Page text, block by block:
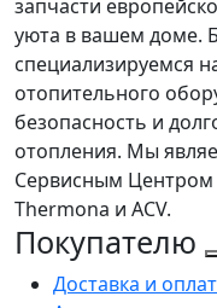
запчасти
уюта в вашем доме.
специализируемся
отопительного
безопасность и
отопления. Мы
Сервисным Центром
Thermona и ACV.
Покупателю
Доставка и